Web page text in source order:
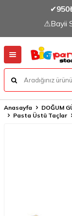
✔
⚠Bayii
Anasayfa DOĞUM
Pasta Üstü Taçlar